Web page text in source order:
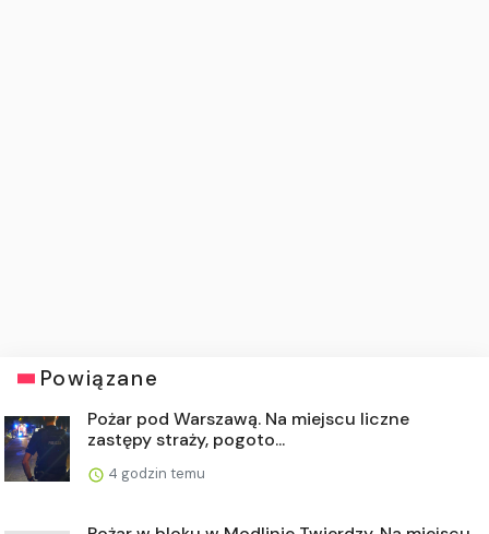
Powiązane
Pożar pod Warszawą. Na miejscu liczne
zastępy straży, pogoto...
4 godzin temu